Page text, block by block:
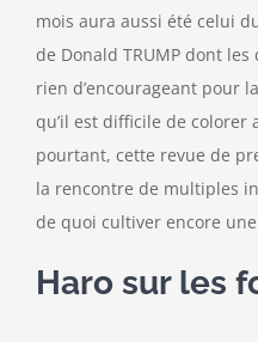
mois aura aussi été celui
de Donald TRUMP dont
rien d’encourageant pour
qu’il est difficile de colorer
pourtant, cette revue de
la rencontre de multiples
de quoi cultiver encore
Haro sur les